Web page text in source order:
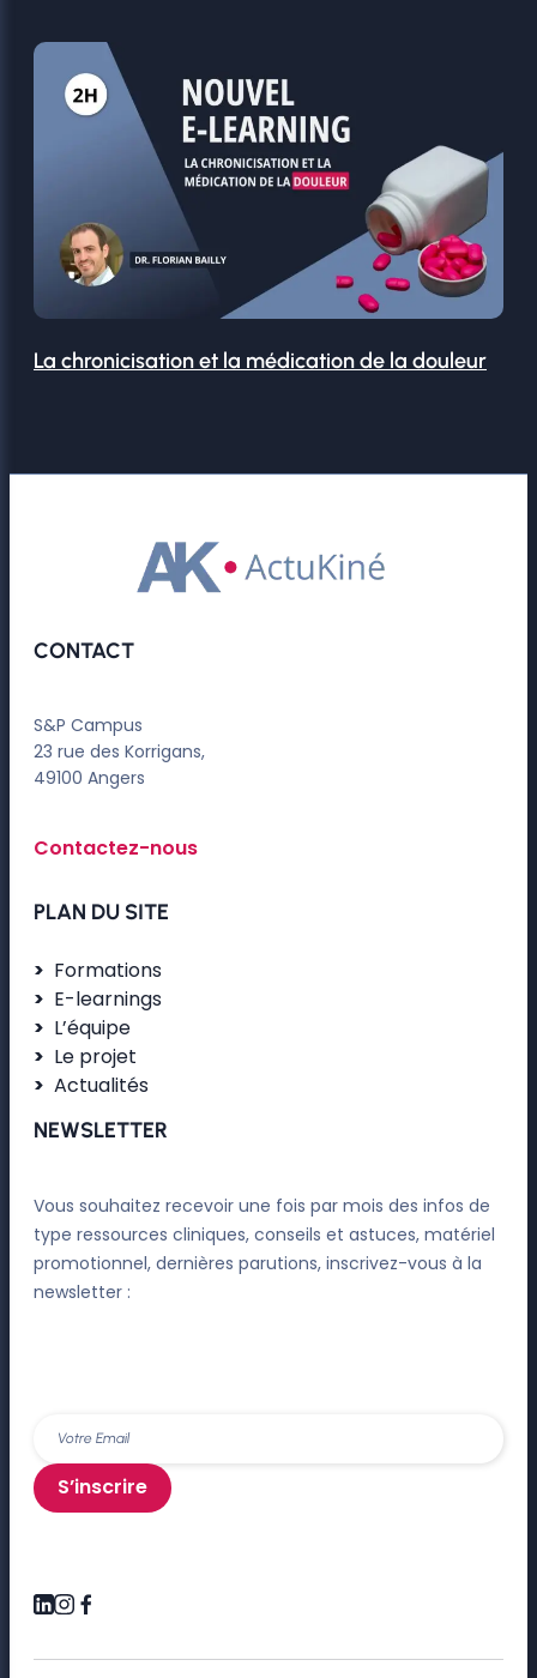
La chronicisation et la médication de la douleur
CONTACT
S&P Campus
23 rue des Korrigans,
49100 Angers
Contactez-nous
PLAN DU SITE
Formations
E-learnings
L’équipe
Le projet
Actualités
NEWSLETTER
Vous souhaitez recevoir une fois par mois des infos de
type ressources cliniques, conseils et astuces, matériel
promotionnel, dernières parutions, inscrivez-vous à la
newsletter :
S’inscrire